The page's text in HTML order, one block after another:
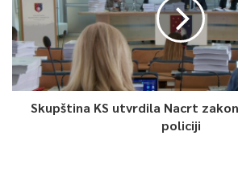
Skupština KS utvrdila Nacrt
policiji